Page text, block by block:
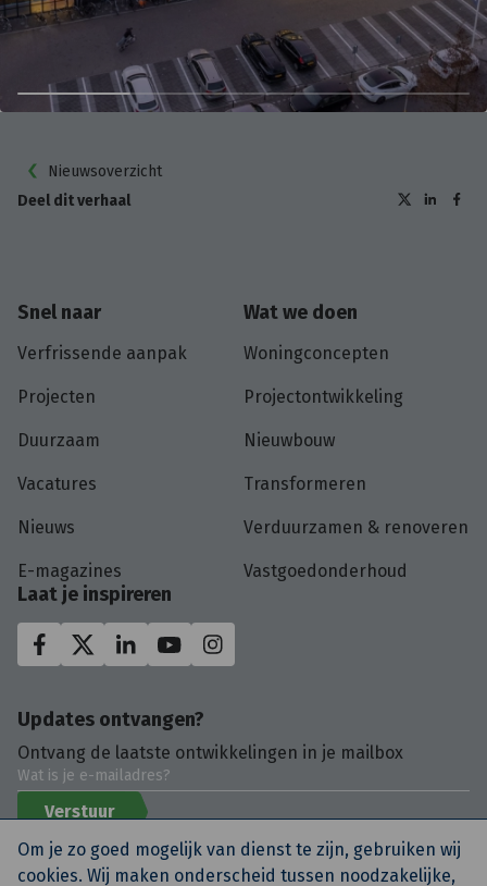
Nieuwsoverzicht
Deel dit verhaal
Snel naar
Verfrissende aanpak
Projecten
Duurzaam
Vacatures
Nieuws
E-magazines
Wat we doen
Woningconcepten
Projectontwikkeling
Nieuwbouw
Transformeren
Verduurzamen & renoveren
Vastgoedonderhoud
Laat je inspireren
Updates ontvangen?
Ontvang de laatste ontwikkelingen in je mailbox
Verstuur
Om je zo goed mogelijk van dienst te zijn, gebruiken wij
cookies. Wij maken onderscheid tussen noodzakelijke,